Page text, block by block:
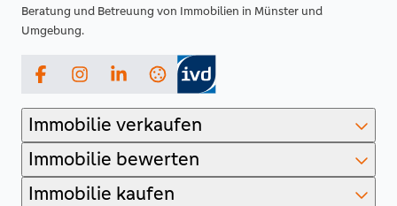
Beratung und Betreuung von Immobilien in Münster und
Umgebung.
FacebookInstagramLinkedIn
Immobilie verkaufen
Immobilie bewerten
Immobilie kaufen